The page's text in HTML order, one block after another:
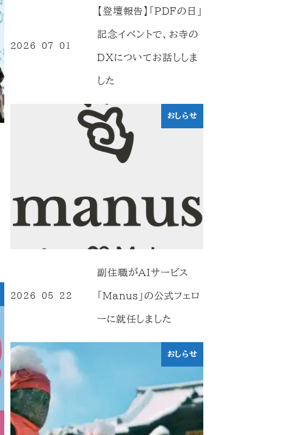
【登壇報告】「PDFの日」
記念イベントで、お寺の
DXについてお話ししま
した
2026-07-01
おしらせ
副住職がAIサービス
「Manus」の公式フェロ
ーに就任しました
2026-05-22
おしらせ